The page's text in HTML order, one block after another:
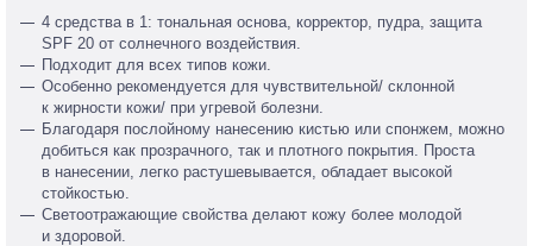
4 средства в 1: тональная основа, корректор, пудра, защита
SPF 20 от солнечного воздействия.
Подходит для всех типов кожи.
Особенно рекомендуется для чувствительной/ склонной
к жирности кожи/ при угревой болезни.
Благодаря послойному нанесению кистью или спонжем, можно
добиться как прозрачного, так и плотного покрытия. Проста
в нанесении, легко растушевывается, обладает высокой
стойкостью.
Светоотражающие свойства делают кожу более молодой
и здоровой.